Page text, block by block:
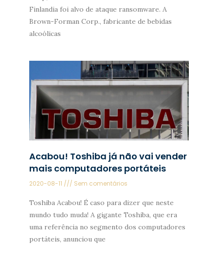
Finlandia foi alvo de ataque ransomware. A
Brown-Forman Corp., fabricante de bebidas
alcoólicas
Acabou! Toshiba já não vai vender
mais computadores portáteis
2020-08-11 Sem comentários
Toshiba Acabou! É caso para dizer que neste
mundo tudo muda! A gigante Toshiba, que era
uma referência no segmento dos computadores
portáteis, anunciou que